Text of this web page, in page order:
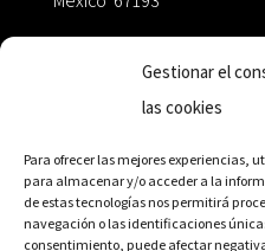
Gestionar el
las cookies
Para ofrecer las mejores experiencias,
para almacenar y/o acceder a la
de estas tecnologías nos permitirá
navegación o las identificaciones
consentimiento, puede afectar
+52 811.499.5638
RED DE DISTRIBUCIÓN